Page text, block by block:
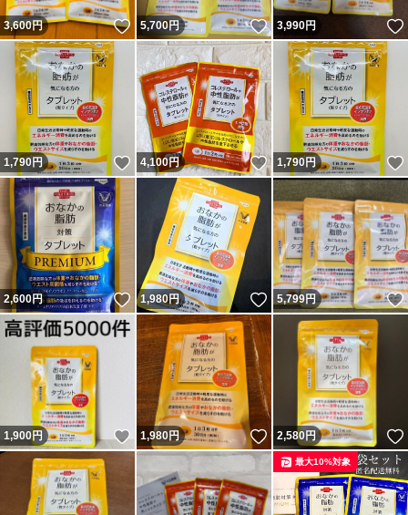
3,600円 いいね！
5,700円 いいね！
3,990円
1,790円 いいね！
4,100円 いいね！
1,790円
2,600円 いいね！
1,980円 いいね！
5,799円
1,900円 いいね！
1,980円 いいね！
2,580円
最大10%対象